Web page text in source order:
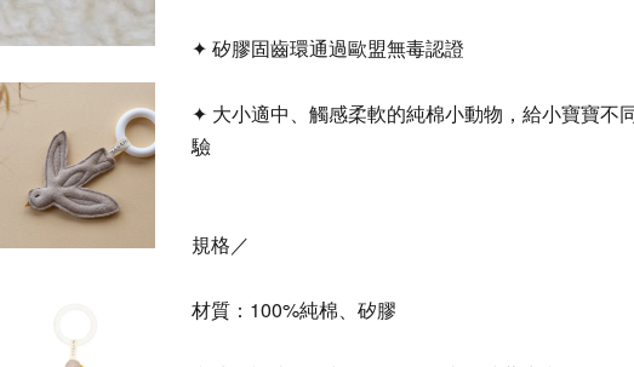
✦ 矽膠固齒環通過歐盟無毒認證
✦ 大小適中、觸感柔軟的純棉小動物，給小寶寶不
驗
規格／
材質：100%純棉、矽膠